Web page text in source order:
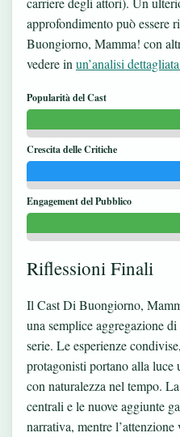
approfondimento può essere
Buongiorno, Mamma! con
vedere in un’analisi
Popularità del Cast
Crescita delle Critiche
Engagement del Pubblico
Riflessioni Finali
Il Cast Di Buongiorno,
una semplice aggregazione
serie. Le esperienze
protagonisti portano alla luce
con naturalezza nel tempo.
centrali e le nuove aggiunte
narrativa, mentre